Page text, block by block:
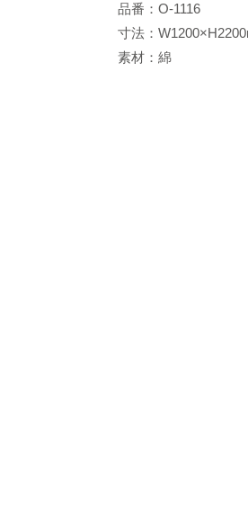
品番：O-1116
寸法：
素材：綿